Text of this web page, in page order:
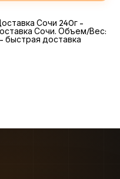
Сочи 240г -
Сочи. Объем/Вес:
быстрая доставка